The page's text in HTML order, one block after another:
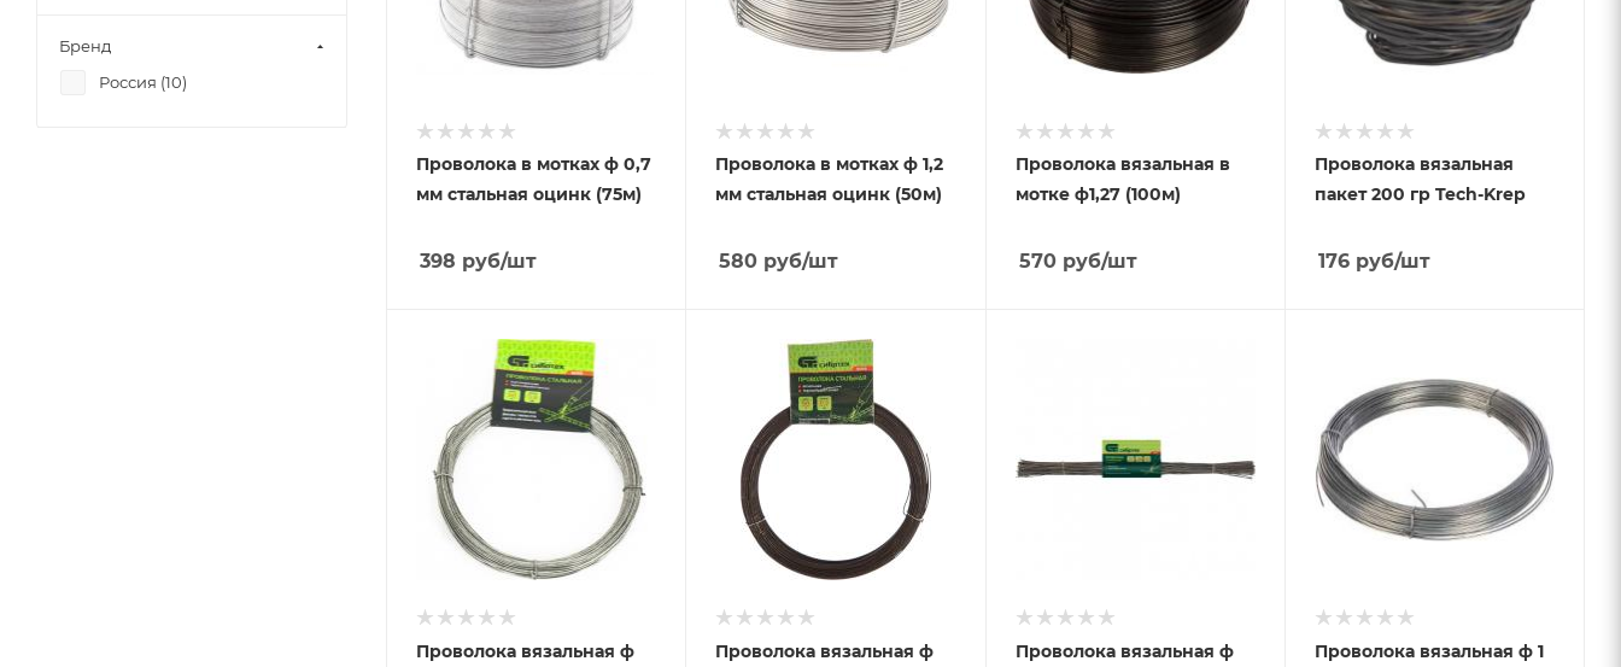
Проволока в мотках ф 0,7
мм стальная оцинк (75м)
398 руб/шт
Проволока в мотках ф 1,2
мм стальная оцинк (50м)
580 руб/шт
Проволока вязальная в
мотке ф1,27 (100м)
570руб/шт
Проволока вязальная
пакет 200 гр Tech-Krep
176руб/шт
Проволока вязальная ф
Проволока вязальная ф
Проволока вязальная ф
Проволока вязальная ф 1
Бренд
Россия (10)